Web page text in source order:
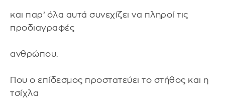
και παρ’ όλα αυτά συνεχίζει να πληροί τις
προδιαγραφές
ανθρώπου.
Που ο επίδεσμος προστατεύει το στήθος και η
τσίχλα